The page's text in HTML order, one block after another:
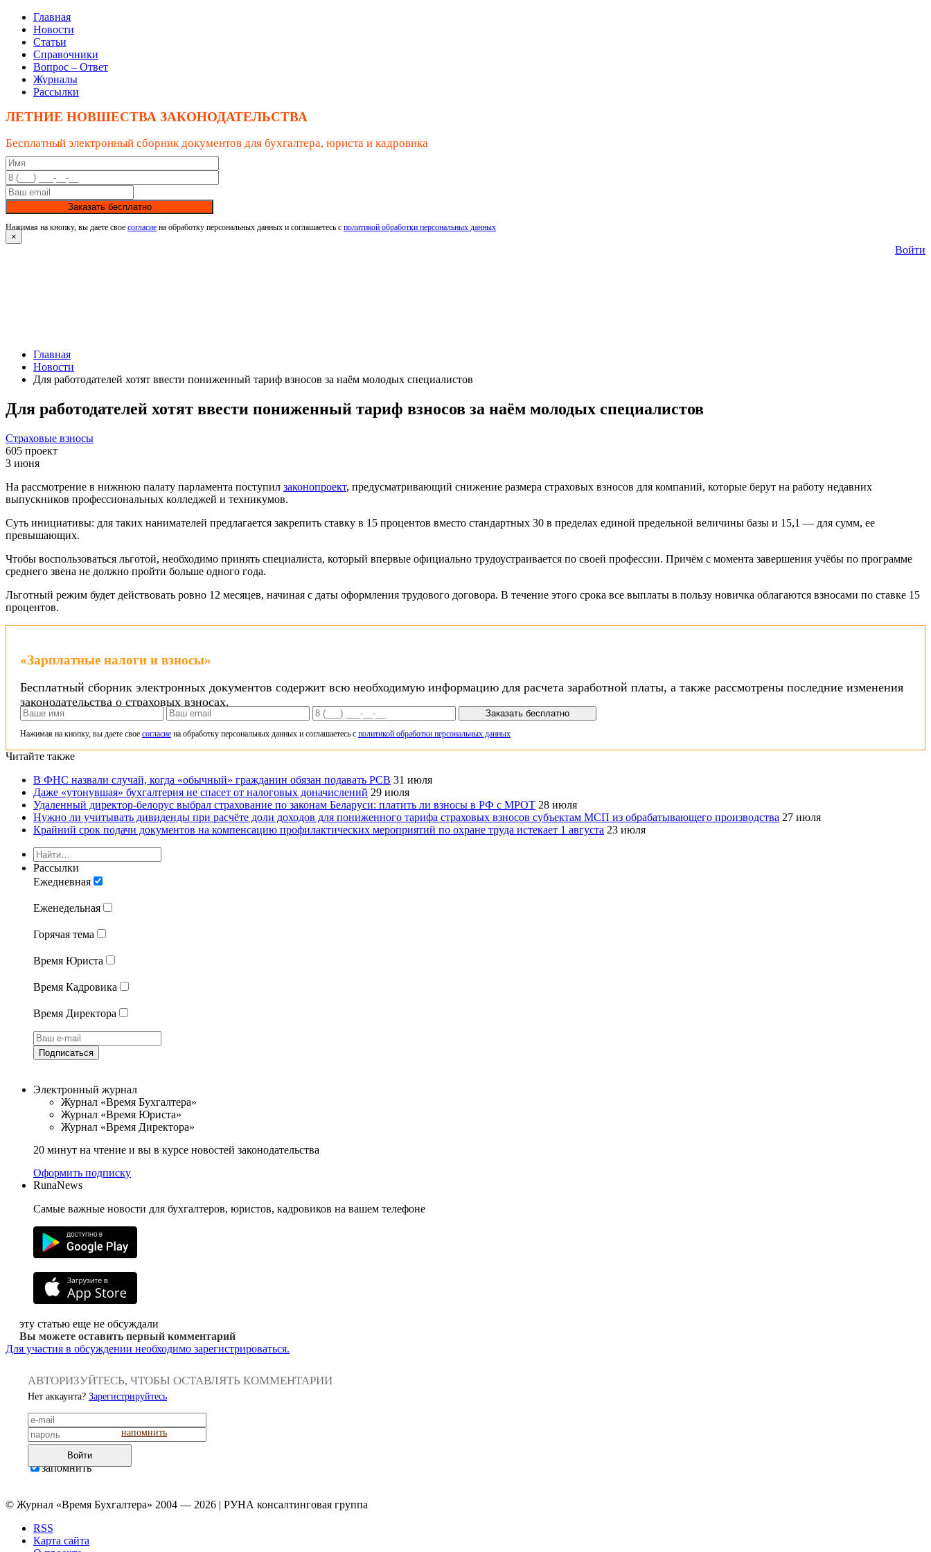
Главная
Новости
Статьи
Справочники
Вопрос – Ответ
Журналы
Рассылки
ЛЕТНИЕ НОВШЕСТВА ЗАКОНОДАТЕЛЬСТВА
Бесплатный электронный сборник документов для бухгалтера, юриста и кадровика
Заказать бесплатно
Нажимая на кнопку, вы даете свое согласие на обработку персональных данных и соглашаетесь с политикой обработки персональных данных
×
Войти
Главная
Новости
Для работодателей хотят ввести пониженный тариф взносов за наём молодых специалистов
Для работодателей хотят ввести пониженный тариф взносов за наём молодых специалистов
Страховые взносы
605 проект
3 июня
На рассмотрение в нижнюю палату парламента поступил законопроект, предусматривающий снижение размера страховых взносов для компаний, которые берут на работу недавних
выпускников профессиональных колледжей и техникумов.
Суть инициативы: для таких нанимателей предлагается закрепить ставку в 15 процентов вместо стандартных 30 в пределах единой предельной величины базы и 15,1 — для сумм, ее
превышающих.
Чтобы воспользоваться льготой, необходимо принять специалиста, который впервые официально трудоустраивается по своей профессии. Причём с момента завершения учёбы по программе
среднего звена не должно пройти больше одного года.
Льготный режим будет действовать ровно 12 месяцев, начиная с даты оформления трудового договора. В течение этого срока все выплаты в пользу новичка облагаются взносами по ставке 15
процентов.
«Зарплатные налоги и взносы»
Бесплатный сборник электронных документов содержит всю необходимую информацию для расчета заработной платы, а также рассмотрены последние изменения
законодательства о страховых взносах.
Заказать бесплатно
Нажимая на кнопку, вы даете свое согласие на обработку персональных данных и соглашаетесь с политикой обработки персональных данных
Читайте также
В ФНС назвали случай, когда «обычный» гражданин обязан подавать РСВ 31 июля
Даже «утонувшая» бухгалтерия не спасет от налоговых доначислений 29 июля
Удаленный директор-белорус выбрал страхование по законам Беларуси: платить ли взносы в РФ с МРОТ 28 июля
Нужно ли учитывать дивиденды при расчёте доли доходов для пониженного тарифа страховых взносов субъектам МСП из обрабатывающего производства 27 июля
Крайний срок подачи документов на компенсацию профилактических мероприятий по охране труда истекает 1 августа 23 июля
Рассылки
Ежедневная
Еженедельная
Горячая тема
Время Юриста
Время Кадровика
Время Директора
Подписаться
Электронный журнал
Журнал «Время Бухгалтера»
Журнал «Время Юриста»
Журнал «Время Директора»
20 минут на чтение и вы в курсе новостей законодательства
Оформить подписку
RunaNews
Самые важные новости для бухгалтеров, юристов, кадровиков на вашем телефоне
эту статью еще не обсуждали
Вы можете оставить первый комментарий
Для участия в обсуждении необходимо зарегистрироваться.
АВТОРИЗУЙТЕСЬ, ЧТОБЫ ОСТАВЛЯТЬ КОММЕНТАРИИ
Нет аккаунта? Зарегистрируйтесь
напомнить
Войти
запомнить
© Журнал «Время Бухгалтера» 2004 — 2026 | РУНА консалтинговая группа
RSS
Карта сайта